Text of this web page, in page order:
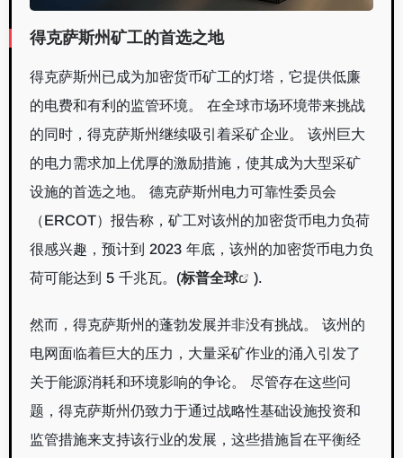
得克萨斯州矿工的首选之地
得克萨斯州已成为加密货币矿工的灯塔，它提供低廉
的电费和有利的监管环境。 在全球市场环境带来挑战
的同时，得克萨斯州继续吸引着采矿企业。 该州巨大
的电力需求加上优厚的激励措施，使其成为大型采矿
设施的首选之地。 德克萨斯州电力可靠性委员会
（ERCOT）报告称，矿工对该州的加密货币电力负荷
很感兴趣，预计到 2023 年底，该州的加密货币电力负
荷可能达到 5 千兆瓦。 (标普全球 ).
然而，得克萨斯州的蓬勃发展并非没有挑战。 该州的
电网面临着巨大的压力，大量采矿作业的涌入引发了
关于能源消耗和环境影响的争论。 尽管存在这些问
题，得克萨斯州仍致力于通过战略性基础设施投资和
监管措施来支持该行业的发展，这些措施旨在平衡经